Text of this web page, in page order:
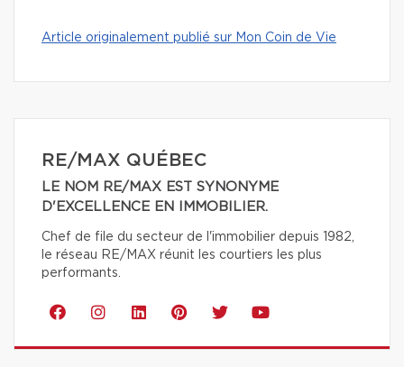
Article originalement publié sur Mon Coin de Vie
RE/MAX QUÉBEC
LE NOM RE/MAX EST SYNONYME
D'EXCELLENCE EN IMMOBILIER.
Chef de file du secteur de l'immobilier depuis 1982,
le réseau RE/MAX réunit les courtiers les plus
performants.